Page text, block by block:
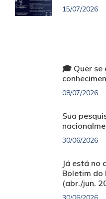
15/07/2026
🎓 Quer se
08/07/2026
Sua
30/06/2026
Já está no
Boletim do
(abr./jun.